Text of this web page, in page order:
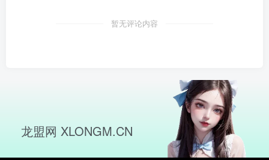
暂无评论内容
龙盟网 XLONGM.CN